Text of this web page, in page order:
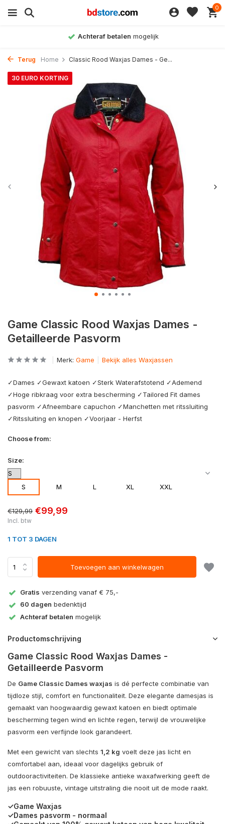
0
Achteraf betalen mogelijk
Terug Home Classic Rood Waxjas Dames - Ge...
Game Classic Rood Waxjas Dames -
Getailleerde Pasvorm
30 EURO KORTING
Merk: Game Bekijk alles Waxjassen
✓Dames ✓Gewaxt katoen ✓Sterk Waterafstotend ✓Ademend
✓Hoge ribkraag voor extra bescherming ✓Tailored Fit dames
pasvorm ✓Afneembare capuchon ✓Manchetten met ritssluiting
✓Ritssluiting en knopen ✓Voorjaar - Herfst
Choose from:
Size:
S M L XL XXL
€129,99 €99,99
Incl. btw
1 TOT 3 DAGEN
Toevoegen aan winkelwagen
Gratis verzending vanaf € 75,-
60 dagen bedenktijd
Achteraf betalen mogelijk
Productomschrijving
Game Classic Rood Waxjas Dames -
Getailleerde Pasvorm
De Game Classic Dames waxjas is dé perfecte combinatie van
tijdloze stijl, comfort en functionaliteit. Deze elegante damesjas is
gemaakt van hoogwaardig gewaxt katoen en biedt optimale
bescherming tegen wind en lichte regen, terwijl de vrouwelijke
pasvorm een verfijnde look garandeert.
Met een gewicht van slechts 1,2 kg voelt deze jas licht en
comfortabel aan, ideaal voor dagelijks gebruik of
outdooractiviteiten. De klassieke antieke waxafwerking geeft de
jas een robuuste, vintage uitstraling die nooit uit de mode raakt.
✓Game Waxjas
✓Dames pasvorm - normaal